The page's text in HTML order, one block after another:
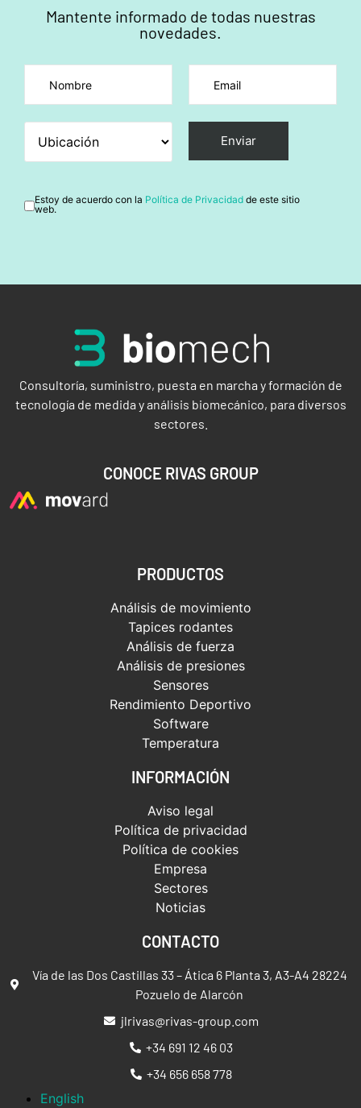
Mantente informado de todas nuestras
novedades.
Por favor, deja este campo vacío.
Estoy de acuerdo con la Política de Privacidad de este sitio
web.
Consultoría, suministro, puesta en marcha y formación de
tecnología de medida y análisis biomecánico, para diversos
sectores.
CONOCE RIVAS GROUP
PRODUCTOS
Análisis de movimiento
Tapices rodantes
Análisis de fuerza
Análisis de presiones
Sensores
Rendimiento Deportivo
Software
Temperatura
INFORMACIÓN
Aviso legal
Política de privacidad
Política de cookies
Empresa
Sectores
Noticias
CONTACTO
Vía de las Dos Castillas 33 – Ática 6 Planta 3, A3-A4 28224
Pozuelo de Alarcón
jlrivas@rivas-group.com
+34 691 12 46 03
+34 656 658 778
English